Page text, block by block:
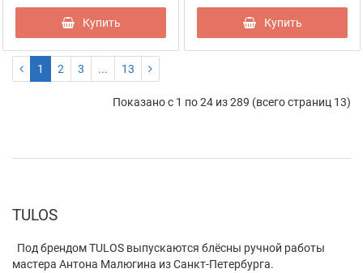
Купить Купить
1 2 3 ... 13
Показано с 1 по 24 из 289 (всего страниц 13)
TULOS
Под брендом TULOS выпускаются блёсны ручной работы
мастера Антона Малюгина из Санкт-Петербурга.